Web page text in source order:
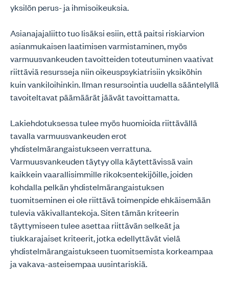
yksilön perus- ja ihmisoikeuksia.
Asianajajaliitto tuo lisäksi esiin, että paitsi riskiarvion
asianmukaisen laatimisen varmistaminen, myös
varmuusvankeuden tavoitteiden toteutuminen vaativat
riittäviä resursseja niin oikeuspsykiatrisiin yksiköhin
kuin vankiloihinkin. Ilman resursointia uudella sääntelyllä
tavoiteltavat päämäärät jäävät tavoittamatta.
Lakiehdotuksessa tulee myös huomioida riittävällä
tavalla varmuusvankeuden erot
yhdistelmärangaistukseen verrattuna.
Varmuusvankeuden täytyy olla käytettävissä vain
kaikkein vaarallisimmille rikoksentekijöille, joiden
kohdalla pelkän yhdistelmärangaistuksen
tuomitseminen ei ole riittävä toimenpide ehkäisemään
tulevia väkivallantekoja. Siten tämän kriteerin
täyttymiseen tulee asettaa riittävän selkeät ja
tiukkarajaiset kriteerit, jotka edellyttävät vielä
yhdistelmärangaistukseen tuomitsemista korkeampaa
ja vakava-asteisempaa uusintariskiä.